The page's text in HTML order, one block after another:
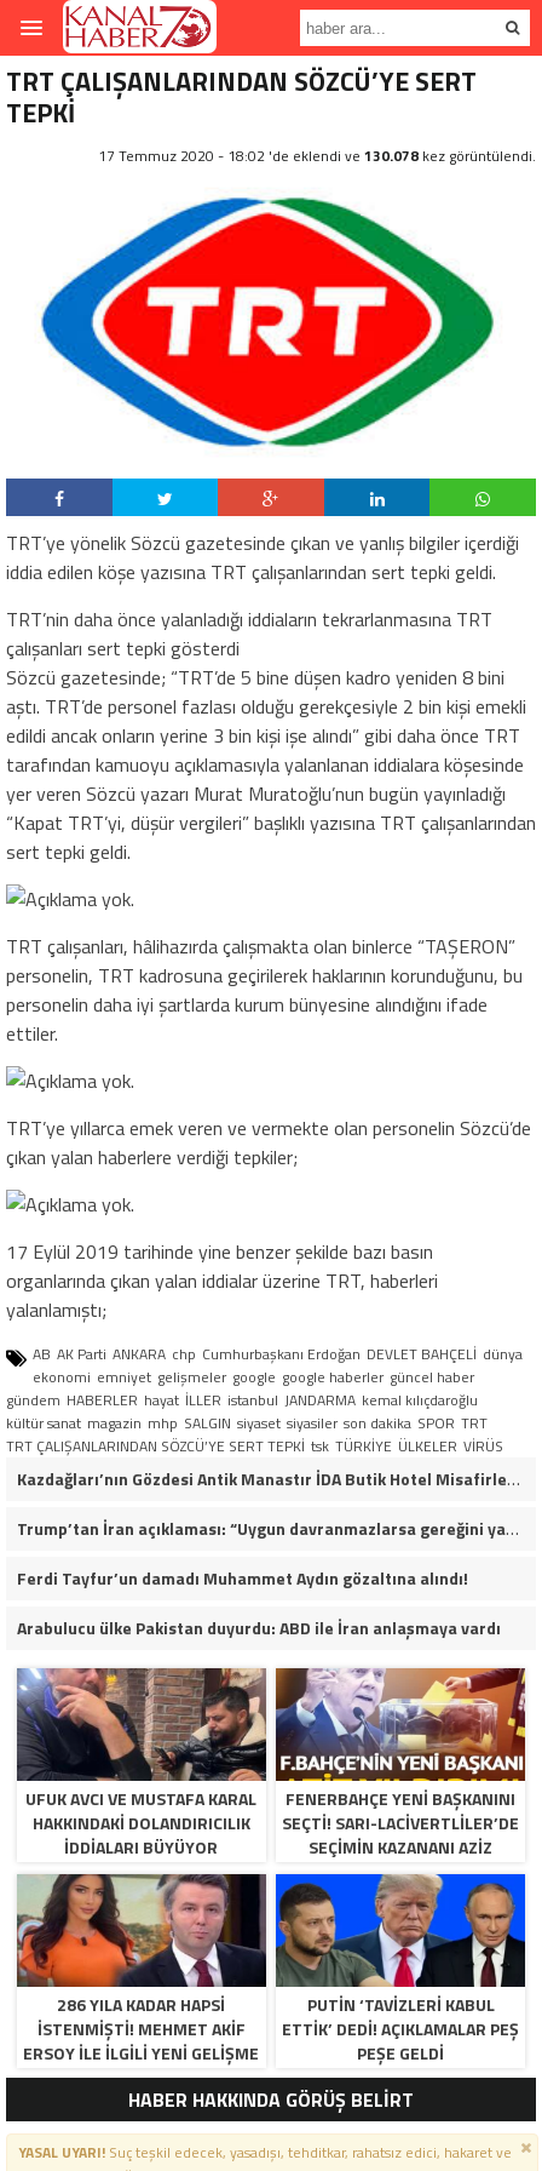
TRT ÇALIŞANLARINDAN SÖZCÜ’YE SERT
TEPKİ
17 Temmuz 2020 - 18:02 'de eklendi ve 130.078 kez görüntülendi.
TRT’ye yönelik Sözcü gazetesinde çıkan ve yanlış bilgiler içerdiği
iddia edilen köşe yazısına TRT çalışanlarından sert tepki geldi.
TRT’nin daha önce yalanladığı iddiaların tekrarlanmasına TRT
çalışanları sert tepki gösterdi
Sözcü gazetesinde; “TRT’de 5 bine düşen kadro yeniden 8 bini
aştı. TRT’de personel fazlası olduğu gerekçesiyle 2 bin kişi emekli
edildi ancak onların yerine 3 bin kişi işe alındı” gibi daha önce TRT
tarafından kamuoyu açıklamasıyla yalanlanan iddialara köşesinde
yer veren Sözcü yazarı Murat Muratoğlu’nun bugün yayınladığı
“Kapat TRT’yi, düşür vergileri” başlıklı yazısına TRT çalışanlarından
sert tepki geldi.
TRT çalışanları, hâlihazırda çalışmakta olan binlerce “TAŞERON”
personelin, TRT kadrosuna geçirilerek haklarının korunduğunu, bu
personelin daha iyi şartlarda kurum bünyesine alındığını ifade
ettiler.
TRT’ye yıllarca emek veren ve vermekte olan personelin Sözcü’de
çıkan yalan haberlere verdiği tepkiler;
17 Eylül 2019 tarihinde yine benzer şekilde bazı basın
organlarında çıkan yalan iddialar üzerine TRT, haberleri
yalanlamıştı;
AB AK Parti ANKARA chp Cumhurbaşkanı Erdoğan DEVLET BAHÇELİ dünya
ekonomi emniyet gelişmeler google google haberler güncel haber
gündem HABERLER hayat İLLER istanbul JANDARMA kemal kılıçdaroğlu
kültür sanat magazin mhp SALGIN siyaset siyasiler son dakika SPOR TRT
TRT ÇALIŞANLARINDAN SÖZCÜ’YE SERT TEPKİ tsk TÜRKİYE ÜLKELER VİRÜS
Kazdağları’nın Gözdesi Antik Manastır İDA Butik Hotel Misafirlerinden Tam Not Alıyor
Trump’tan İran açıklaması: “Uygun davranmazlarsa gereğini yaparım”
Ferdi Tayfur’un damadı Muhammet Aydın gözaltına alındı!
Arabulucu ülke Pakistan duyurdu: ABD ile İran anlaşmaya vardı
UFUK AVCI VE MUSTAFA KARAL
HAKKINDAKI DOLANDIRICILIK
İDDIALARI BÜYÜYOR
FENERBAHÇE YENI BAŞKANINI
SEÇTI! SARI-LACIVERTLILER’DE
SEÇIMIN KAZANANI AZIZ
YILDIRIM OLDU
286 YILA KADAR HAPSI
ISTENMIŞTI! MEHMET AKIF
ERSOY ILE ILGILI YENI GELIŞME
PUTIN ‘TAVIZLERI KABUL
ETTIK’ DEDI! AÇIKLAMALAR PEŞ
PEŞE GELDI
HABER HAKKINDA GÖRÜŞ BELİRT
YASAL UYARI!Suç teşkil edecek, yasadışı, tehditkar, rahatsız edici, hakaret ve